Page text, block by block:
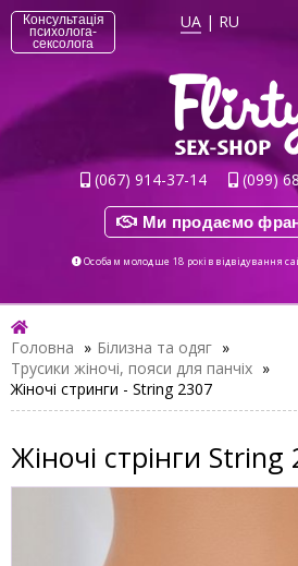
Консультація
психолога-
сексолога
UA | RU
(067) 914-37-14 (099)
Ми продаємо
Особам молодше 18 років відвідування
Головна » Білизна та одяг »
Трусики жіночі, пояси для панчіх »
Жіночі стринги - String 2307
Жіночі стрінги String